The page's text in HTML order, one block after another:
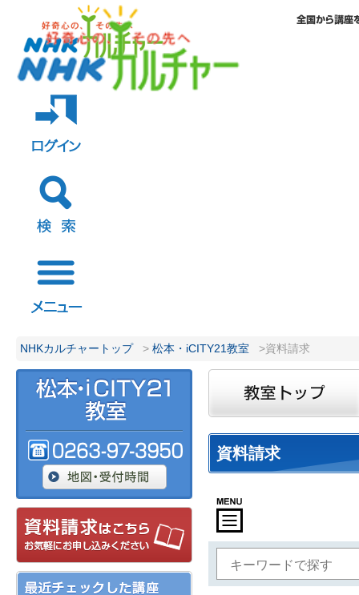
NHKカルチャートップ > 松本・iCITY21教室 >資料請求
資料請求